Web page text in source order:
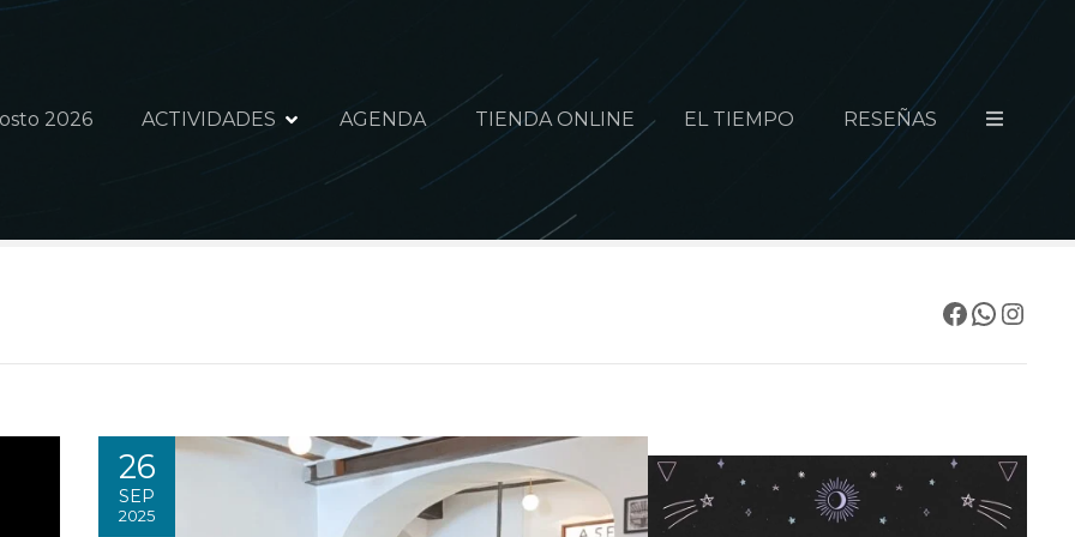
2026 ACTIVIDADES AGENDA TIENDA ONLINE EL TIEMPO RESEÑAS
Facebook WhatsApp Instagram
26
SEP
2025